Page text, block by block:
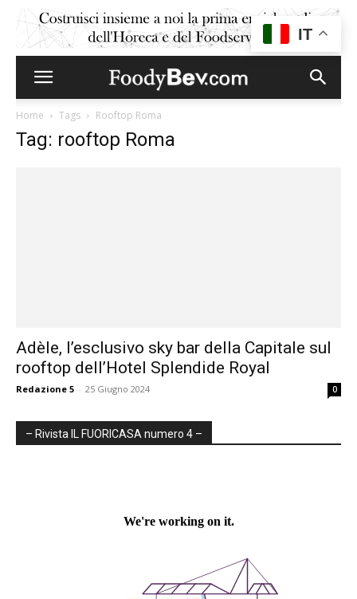
Home Tags Rooftop Roma
Tag: rooftop Roma
Adèle, l’esclusivo sky bar della Capitale sul
rooftop dell’Hotel Splendide Royal
Redazione 5 - 25 Giugno 2024 0
– Rivista IL FUORICASA numero 4 –
IT